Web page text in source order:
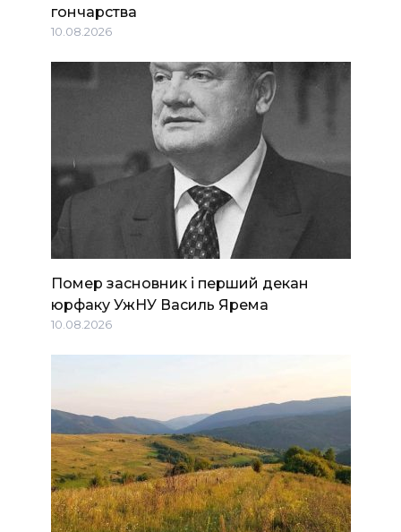
гончарства
10.08.2026
Помер засновник і перший декан
юрфаку УжНУ Василь Ярема
10.08.2026